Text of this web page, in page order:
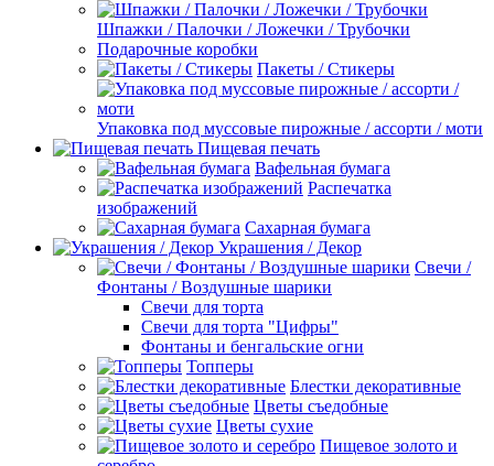
Шпажки / Палочки / Ложечки / Трубочки
Подарочные коробки
Пакеты / Стикеры
Упаковка под муссовые пирожные / ассорти / моти
Пищевая печать
Вафельная бумага
Распечатка
изображений
Сахарная бумага
Украшения / Декор
Свечи /
Фонтаны / Воздушные шарики
Свечи для торта
Свечи для торта "Цифры"
Фонтаны и бенгальские огни
Топперы
Блестки декоративные
Цветы съедобные
Цветы сухие
Пищевое золото и